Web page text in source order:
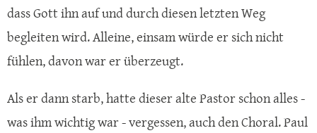
dass Gott ihn auf und durch diesen letzten Weg
begleiten wird. Alleine, einsam würde er sich nicht
fühlen, davon war er überzeugt.
Als er dann starb, hatte dieser alte Pastor schon alles -
was ihm wichtig war - vergessen, auch den Choral. Paul